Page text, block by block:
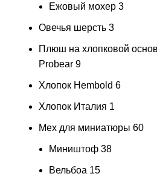
Ежовый мохер 3
Овечья шерсть 3
Плюш на хлопковой
Probear 9
Хлопок Hembold 6
Хлопок Италия 1
Мех для миниатюры 60
Миништоф 38
Вельбоа 15